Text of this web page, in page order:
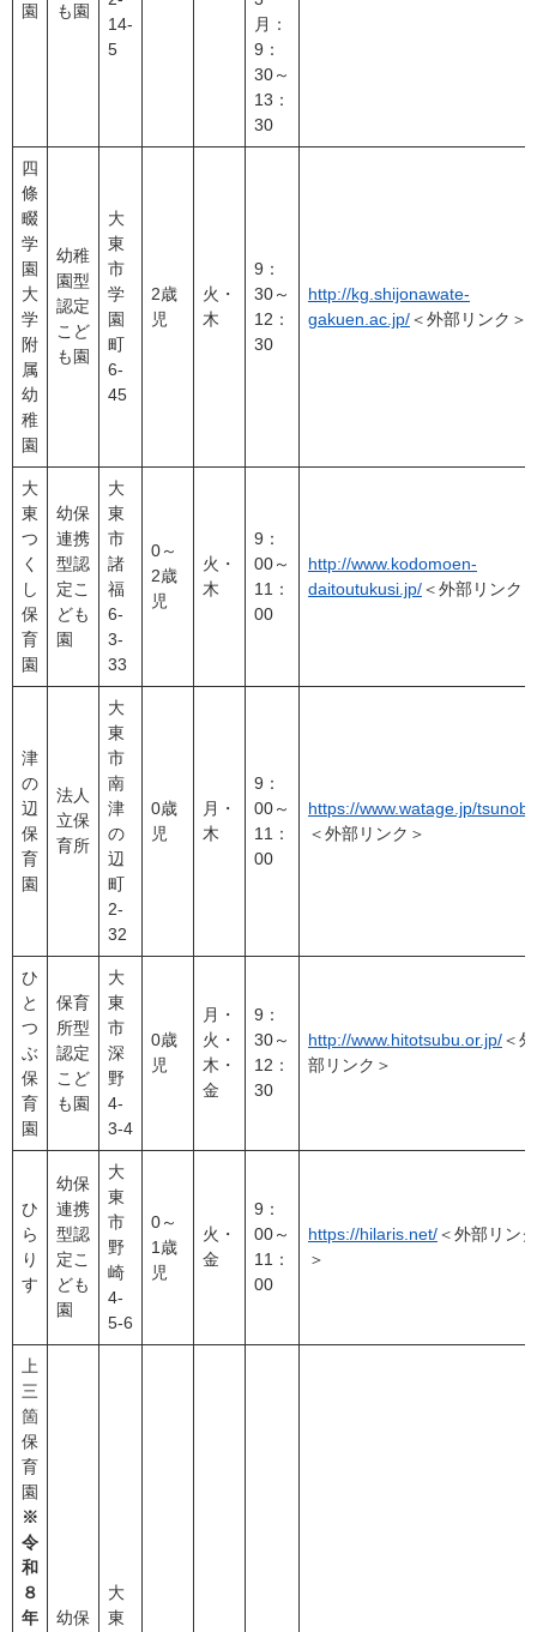
園 も園
14-
5
月：
9：
30～
13：
30
四
條
畷
学
園
大
学
附
属
幼
稚
園
幼稚
園型
認定
こど
も園
大
東
市
学
園
町
6-
45
2歳
児
火・
木
9：
30～
12：
30
http://kg.shijonawate-
gakuen.ac.jp/＜外部リンク＞
大
東
つ
く
し
保
育
園
幼保
連携
型認
定こ
ども
園
大
東
市
諸
福
6-
3-
33
0～
2歳
児
火・
木
9：
00～
11：
00
http://www.kodomoen-
daitoutukusi.jp/＜外部リンク
津
の
辺
保
育
園
法人
立保
育所
大
東
市
南
津
の
辺
町
2-
32
0歳
児
月・
木
9：
00～
11：
00
https://www.watage.jp/
＜外部リンク＞
ひ
と
つ
ぶ
保
育
園
保育
所型
認定
こど
も園
大
東
市
深
野
4-
3-4
0歳
児
月・
火・
木・
金
9：
30～
12：
30
http://www.hitotsubu.or.jp/＜外
部リンク＞
ひ
ら
り
す
幼保
連携
型認
定こ
ども
園
大
東
市
野
崎
4-
5-6
0～
1歳
児
火・
金
9：
00～
11：
00
https://hilaris.net/＜外部リンク
＞
上
三
箇
保
育
園
※
令
和
８
年
幼保
大
東